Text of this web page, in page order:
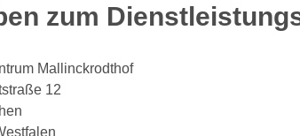
zum
Mallinckrodthof
12